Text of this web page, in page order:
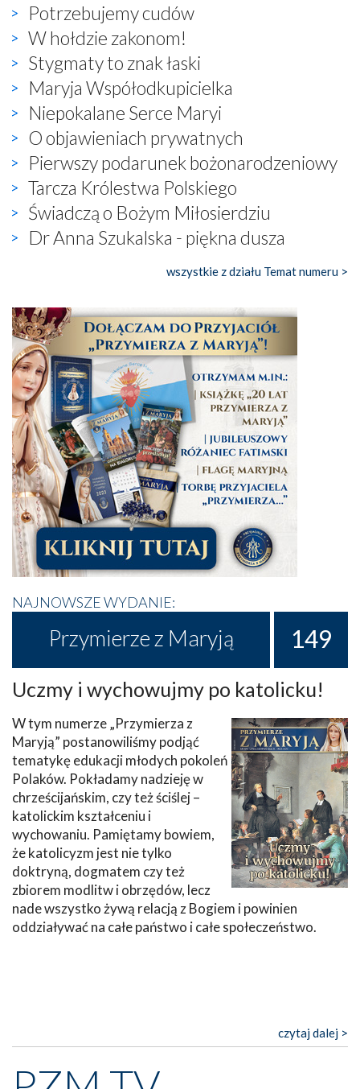
Potrzebujemy cudów
W hołdzie zakonom!
Stygmaty to znak łaski
Maryja Współodkupicielka
Niepokalane Serce Maryi
O objawieniach prywatnych
Pierwszy podarunek bożonarodzeniowy
Tarcza Królestwa Polskiego
Świadczą o Bożym Miłosierdziu
Dr Anna Szukalska - piękna dusza
wszystkie z działu Temat numeru >
NAJNOWSZE WYDANIE:
Przymierze z Maryją 149
Uczmy i wychowujmy po katolicku!
W tym numerze „Przymierza z
Maryją” postanowiliśmy podjąć
tematykę edukacji młodych pokoleń
Polaków. Pokładamy nadzieję w
chrześcijańskim, czy też ściślej –
katolickim kształceniu i
wychowaniu. Pamiętamy bowiem,
że katolicyzm jest nie tylko
doktryną, dogmatem czy też
zbiorem modlitw i obrzędów, lecz
nade wszystko żywą relacją z Bogiem i powinien
oddziaływać na całe państwo i całe społeczeństwo.
czytaj dalej >